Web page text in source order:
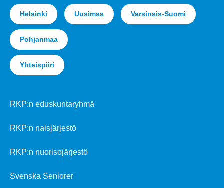
Helsinki Uusimaa Varsinais-Suomi
Pohjanmaa
Yhteispiiri
RKP:n eduskuntaryhmä
RKP:n naisjärjestö
RKP:n nuorisojärjestö
Svenska Seniorer